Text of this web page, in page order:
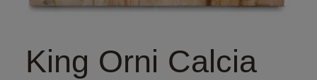
King Orni Calcia